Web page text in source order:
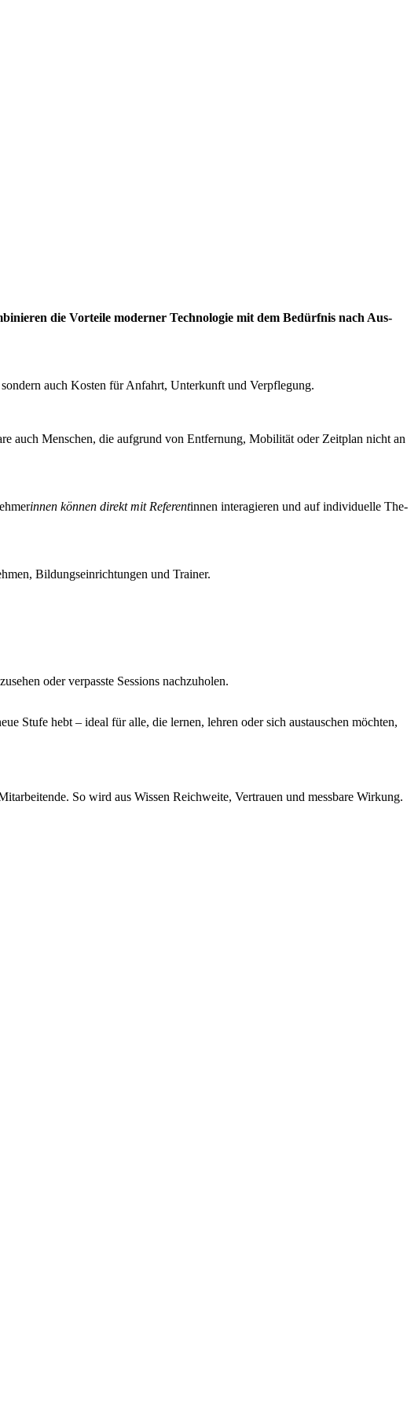
die Vor­tei­le moder­ner Tech­no­lo­gie mit dem Bedürf­nis nach Aus­
auch Kos­ten für Anfahrt, Unter­kunft und Verpflegung.
auch Men­schen, die auf­grund von Ent­fer­nung, Mobi­li­tät oder Zeit­plan nicht an
innen kön­nen direkt mit Refe­rentinnen inter­agie­ren und auf indi­vi­du­el­le The­
Bil­dungs­ein­rich­tun­gen und Trainer.
oder ver­pass­te Ses­si­ons nachzuholen.
Stu­fe hebt – ide­al für alle, die ler­nen, leh­ren oder sich aus­tau­schen möch­ten,
So wird aus Wis­sen Reich­wei­te, Ver­trau­en und mess­ba­re Wirkung.